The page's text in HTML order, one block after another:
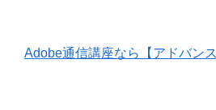
Adobe通信講座なら【アドバン